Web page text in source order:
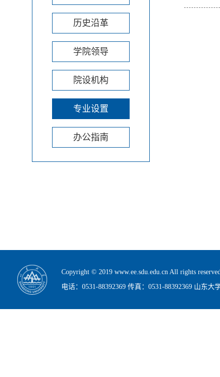
历史沿革
学院领导
院设机构
专业设置
办公指南
Copyright © 2019 www.ee.sdu.edu.cn All rights
电话：0531-88392369 传真：0531-88392369 山东